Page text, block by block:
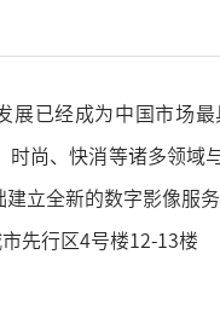
已经成为中国市场最
尚、快消等诸多领域
立全新的数字影像服务
先行区4号楼12-13楼